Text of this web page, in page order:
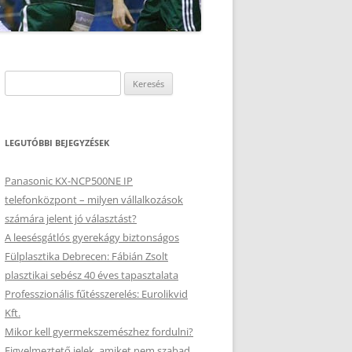
LEGUTÓBBI BEJEGYZÉSEK
Panasonic KX-NCP500NE IP
telefonközpont – milyen vállalkozások
számára jelent jó választást?
A leesésgátlós gyerekágy biztonságos
Fülplasztika Debrecen: Fábián Zsolt
plasztikai sebész 40 éves tapasztalata
Professzionális fűtésszerelés: Eurolikvid
Kft.
Mikor kell gyermekszemészhez fordulni?